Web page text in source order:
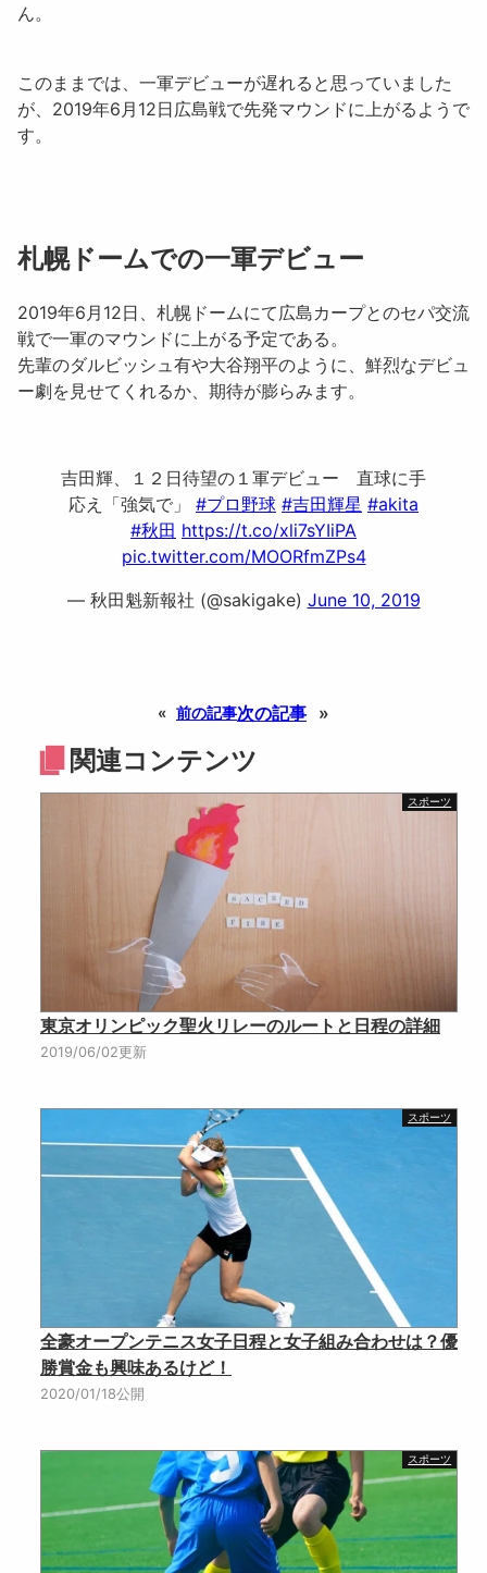
ん。
このままでは、一軍デビューが遅れると思っていました
が、2019年6月12日広島戦で先発マウンドに上がるようで
す。
札幌ドームでの一軍デビュー
2019年6月12日、札幌ドームにて広島カープとのセパ交流
戦で一軍のマウンドに上がる予定である。
先輩のダルビッシュ有や大谷翔平のように、鮮烈なデビュ
ー劇を見せてくれるか、期待が膨らみます。
吉田輝、１２日待望の１軍デビュー 直球に手
応え「強気で」 #プロ野球 #吉田輝星 #akita
#秋田 https://t.co/xli7sYIiPA
pic.twitter.com/MOORfmZPs4
— 秋田魁新報社 (@sakigake) June 10, 2019
« 前の記事次の記事 »
関連コンテンツ
スポーツ
東京オリンピック聖火リレーのルートと日程の詳細
2019/06/02更新
スポーツ
全豪オープンテニス女子日程と女子組み合わせは？優
勝賞金も興味あるけど！
2020/01/18公開
スポーツ